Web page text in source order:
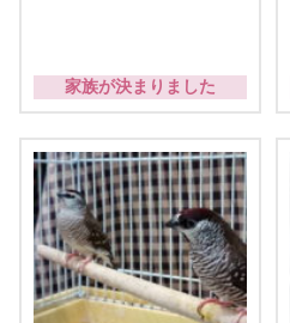
家族が決まりました